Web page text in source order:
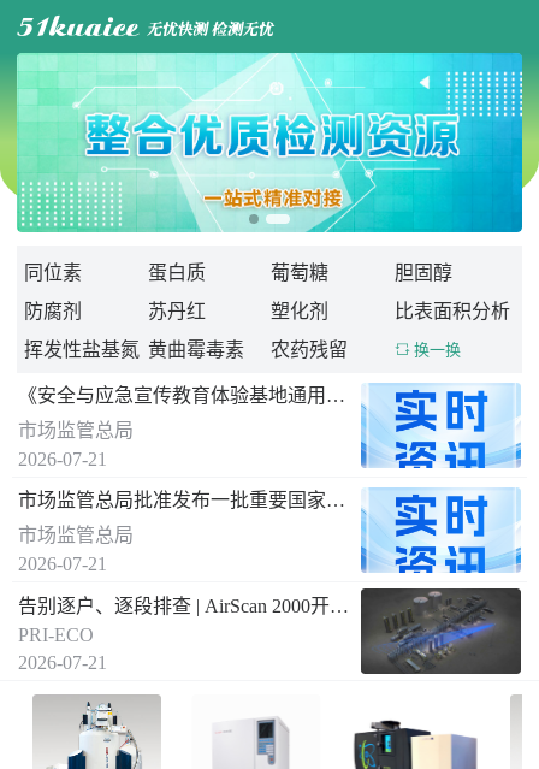

同位素 蛋白质 葡萄糖
胆固醇
防腐剂
苏丹红 塑化剂
比表面积分析
挥发性盐基氮 黄曲霉毒素 农药残留  换一换
《安全与应急宣传教育体验基地通用要求》 国家标准发布
市场监管总局
2026-07-21
市场监管总局批准发布一批重要国家标准
市场监管总局
2026-07-21
告别逐户、逐段排查 | AirScan 2000开启燃气泄漏远距离空间遥测新方式
PRI-ECO
2026-07-21